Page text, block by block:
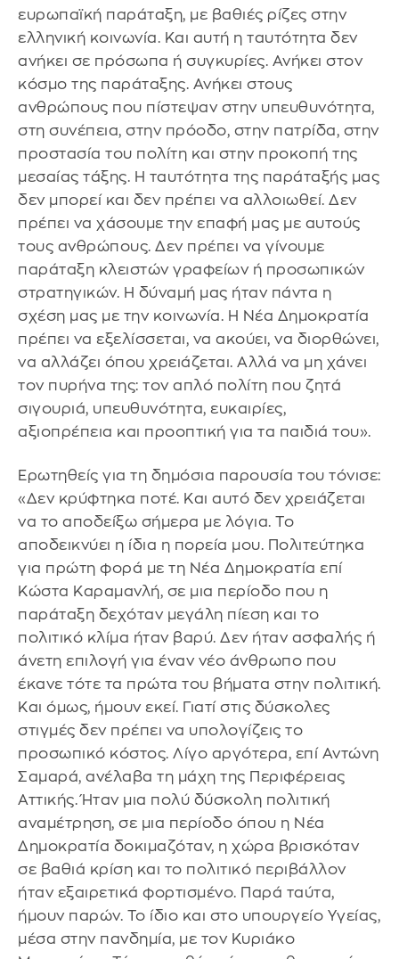
ευρωπαϊκή παράταξη, με βαθιές ρίζες στην
ελληνική κοινωνία. Και αυτή η ταυτότητα δεν
ανήκει σε πρόσωπα ή συγκυρίες. Ανήκει στον
κόσμο της παράταξης. Ανήκει στους
ανθρώπους που πίστεψαν στην υπευθυνότητα,
στη συνέπεια, στην πρόοδο, στην πατρίδα, στην
προστασία του πολίτη και στην προκοπή της
μεσαίας τάξης. Η ταυτότητα της παράταξής μας
δεν μπορεί και δεν πρέπει να αλλοιωθεί. Δεν
πρέπει να χάσουμε την επαφή μας με αυτούς
τους ανθρώπους. Δεν πρέπει να γίνουμε
παράταξη κλειστών γραφείων ή προσωπικών
στρατηγικών. Η δύναμή μας ήταν πάντα η
σχέση μας με την κοινωνία. Η Νέα Δημοκρατία
πρέπει να εξελίσσεται, να ακούει, να διορθώνει,
να αλλάζει όπου χρειάζεται. Αλλά να μη χάνει
τον πυρήνα της: τον απλό πολίτη που ζητά
σιγουριά, υπευθυνότητα, ευκαιρίες,
αξιοπρέπεια και προοπτική για τα παιδιά του».
Ερωτηθείς για τη δημόσια παρουσία του τόνισε:
«Δεν κρύφτηκα ποτέ. Και αυτό δεν χρειάζεται
να το αποδείξω σήμερα με λόγια. Το
αποδεικνύει η ίδια η πορεία μου. Πολιτεύτηκα
για πρώτη φορά με τη Νέα Δημοκρατία επί
Κώστα Καραμανλή, σε μια περίοδο που η
παράταξη δεχόταν μεγάλη πίεση και το
πολιτικό κλίμα ήταν βαρύ. Δεν ήταν ασφαλής ή
άνετη επιλογή για έναν νέο άνθρωπο που
έκανε τότε τα πρώτα του βήματα στην πολιτική.
Και όμως, ήμουν εκεί. Γιατί στις δύσκολες
στιγμές δεν πρέπει να υπολογίζεις το
προσωπικό κόστος. Λίγο αργότερα, επί Αντώνη
Σαμαρά, ανέλαβα τη μάχη της Περιφέρειας
Αττικής. Ήταν μια πολύ δύσκολη πολιτική
αναμέτρηση, σε μια περίοδο όπου η Νέα
Δημοκρατία δοκιμαζόταν, η χώρα βρισκόταν
σε βαθιά κρίση και το πολιτικό περιβάλλον
ήταν εξαιρετικά φορτισμένο. Παρά ταύτα,
ήμουν παρών. Το ίδιο και στο υπουργείο Υγείας,
μέσα στην πανδημία, με τον Κυριάκο